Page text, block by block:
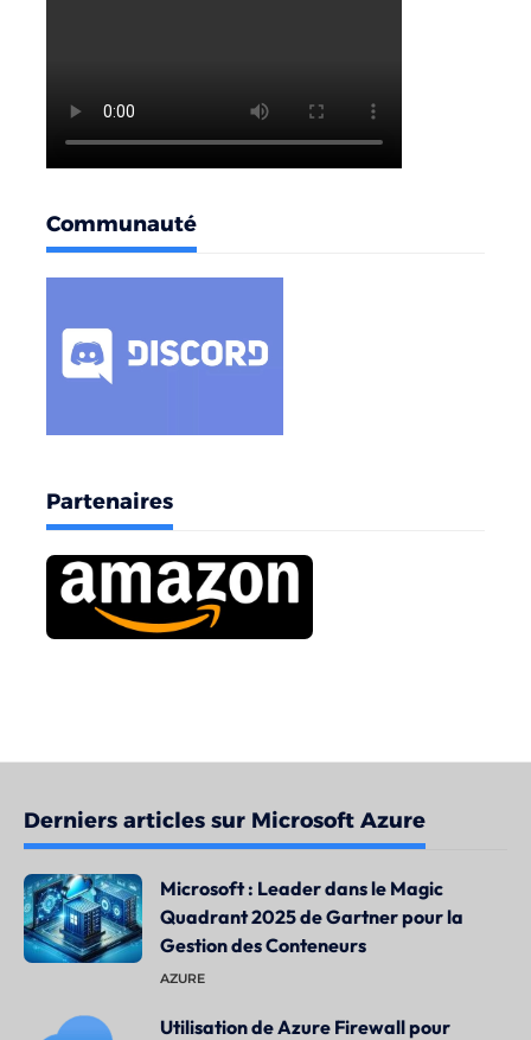
Communauté
Partenaires
Derniers articles sur Microsoft Azure
Microsoft : Leader dans le Magic
Quadrant 2025 de Gartner pour la
Gestion des Conteneurs
AZURE
Utilisation de Azure Firewall pour